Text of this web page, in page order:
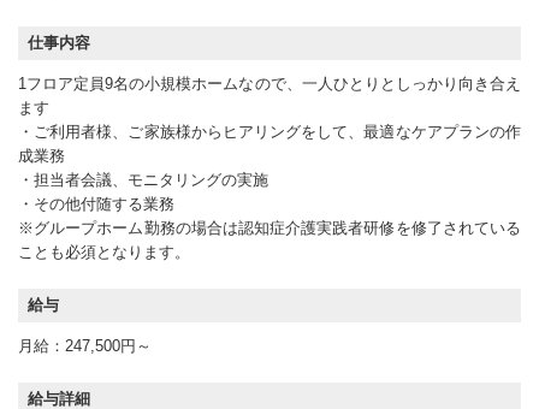
仕事内容
1フロア定員9名の小規模ホームなので、一人ひとりとしっかり向き合え
ます
・ご利用者様、ご家族様からヒアリングをして、最適なケアプランの作
成業務
・担当者会議、モニタリングの実施
・その他付随する業務
※グループホーム勤務の場合は認知症介護実践者研修を修了されている
ことも必須となります。
給与
月給：247,500円～
給与詳細